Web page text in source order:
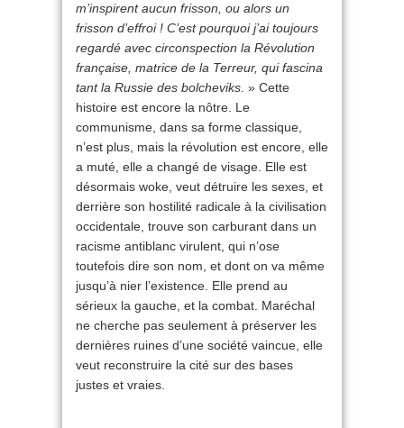
m’inspirent aucun frisson, ou alors un
frisson d’effroi ! C’est pourquoi j’ai toujours
regardé avec circonspection la Révolution
française, matrice de la Terreur, qui fascina
tant la Russie des bolcheviks . » Cette
histoire est encore la nôtre. Le
communisme, dans sa forme classique,
n’est plus, mais la révolution est encore, elle
a muté, elle a changé de visage. Elle est
désormais woke, veut détruire les sexes, et
derrière son hostilité radicale à la civilisation
occidentale, trouve son carburant dans un
racisme antiblanc virulent, qui n’ose
toutefois dire son nom, et dont on va même
jusqu’à nier l’existence. Elle prend au
sérieux la gauche, et la combat. Maréchal
ne cherche pas seulement à préserver les
dernières ruines d’une société vaincue, elle
veut reconstruire la cité sur des bases
justes et vraies.